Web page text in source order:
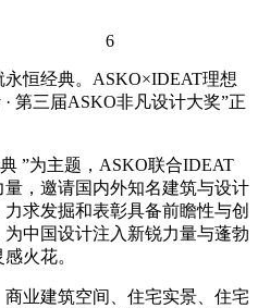
6
恒经典。ASKO×IDEAT理想
· 第三届ASKO非凡设计大奖”正
”为主题，ASKO联合IDEAT
，邀请国内外知名建筑与设计
求发掘和表彰具备前瞻性与创
中国设计注入新锐力量与蓬勃
火花。
业建筑空间、住宅实景、住宅